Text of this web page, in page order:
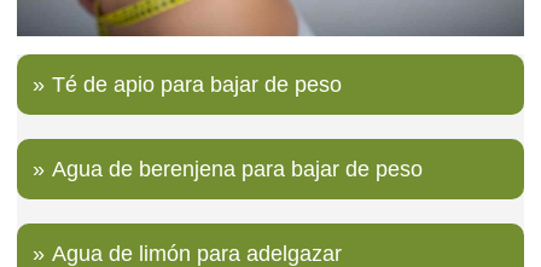
Té de apio para bajar de peso
Agua de berenjena para bajar de peso
Agua de limón para adelgazar